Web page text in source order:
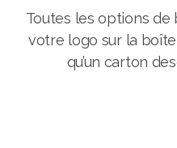
Toutes les options de
votre logo sur la
qu’un carton